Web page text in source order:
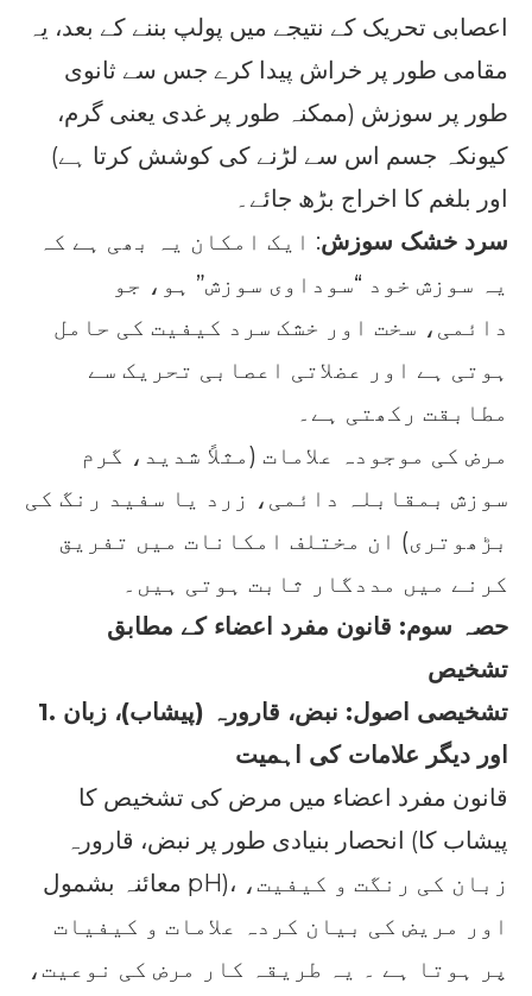
اعصابی تحریک کے نتیجے میں پولپ بننے کے بعد، یہ
مقامی طور پر خراش پیدا کرے جس سے ثانوی
طور پر سوزش (ممکنہ طور پر غدی یعنی گرم،
کیونکہ جسم اس سے لڑنے کی کوشش کرتا ہے)
اور بلغم کا اخراج بڑھ جائے۔
سرد خشک سوزش: ایک امکان یہ بھی ہے کہ
یہ سوزش خود “سوداوی سوزش” ہو، جو
دائمی، سخت اور خشک سرد کیفیت کی حامل
ہوتی ہے اور عضلاتی اعصابی تحریک سے
مطابقت رکھتی ہے۔
مرض کی موجودہ علامات (مثلاً شدید، گرم
سوزش بمقابلہ دائمی، زرد یا سفید رنگ کی
بڑھوتری) ان مختلف امکانات میں تفریق
کرنے میں مددگار ثابت ہوتی ہیں۔
حصہ سوم: قانون مفرد اعضاء کے مطابق
تشخیص
1. تشخیصی اصول: نبض، قارورہ (پیشاب)، زبان
اور دیگر علامات کی اہمیت
قانون مفرد اعضاء میں مرض کی تشخیص کا
انحصار بنیادی طور پر نبض، قارورہ (پیشاب کا
معائنہ بشمول pH)، زبان کی رنگت و کیفیت،
اور مریض کی بیان کردہ علامات و کیفیات
پر ہوتا ہے ۔ یہ طریقہ کار مرض کی نوعیت،